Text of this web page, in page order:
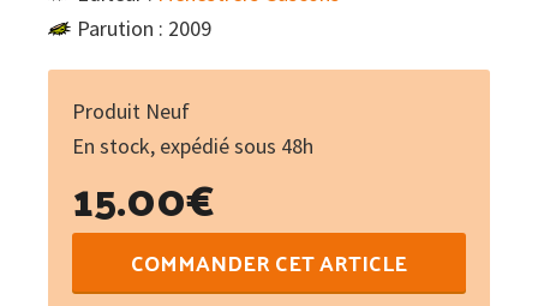
Parution : 2009
Produit Neuf
En stock, expédié sous 48h
15.00€
de
COMMANDER CET ARTICLE